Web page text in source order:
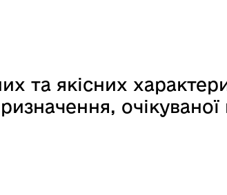
та якісних
очікуваної